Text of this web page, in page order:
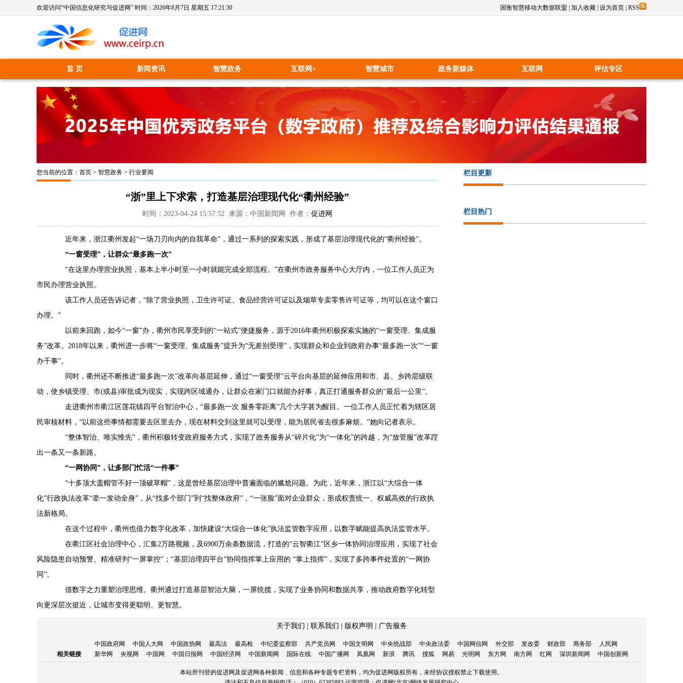
欢迎访问“中国信息化研究与促进网” 时间： 2026年8月7日 星期五 17:21:30 国衡智慧移动大数据联盟 加入收藏 设为首页 RSS
首 页 新闻资讯 智慧政务 互联网+ 智慧城市 政务新媒体 互联网 评估专区
您当前的位置： 首页 > 智慧政务 > 行业要闻
“浙”里上下求索，打造基层治理现代化“衢州经验”
时间：2023-04-24 15:57:52 来源：中国新闻网 作者： 促进网
近年来，浙江衢州发起“一场刀刃向内的自我革命”，通过一系列的探索实践，形成了基层治理现代化的“衢州经验”。
“一窗受理”，让群众“最多跑一次”
“在这里办理营业执照，基本上半小时至一小时就能完成全部流程。”在衢州市政务服务中心大厅内，一位工作人员正为
市民办理营业执照。
该工作人员还告诉记者，“除了营业执照，卫生许可证、食品经营许可证以及烟草专卖零售许可证等，均可以在这个窗口
办理。”
以前来回跑，如今“一窗”办，衢州市民享受到的“一站式”便捷服务，源于2016年衢州积极探索实施的“一窗受理、集成服
务”改革。2018年以来，衢州进一步将“一窗受理、集成服务”提升为“无差别受理”，实现群众和企业到政府办事“最多跑一次”“一窗
办千事”。
同时，衢州还不断推进“最多跑一次”改革向基层延伸，通过“一窗受理”云平台向基层的延伸应用和市、县、乡跨层级联
动，使乡镇受理、市(或县)审批成为现实，实现跨区域通办，让群众在家门口就能办好事，真正打通服务群众的“最后一公里”。
走进衢州市衢江区莲花镇四平台智治中心，“最多跑一次 服务零距离”几个大字甚为醒目。一位工作人员正忙着为辖区居
民审核材料，“以前这些事情都需要去区里去办，现在材料交到这里就可以受理，能为居民省去很多麻烦。”她向记者表示。
“整体智治、唯实惟先”，衢州积极转变政府服务方式，实现了政务服务从“碎片化”为“一体化”的跨越，为“放管服”改革蹚
出一条又一条新路。
“一网协同”，让多部门忙活“一件事”
“十多顶大盖帽管不好一顶破草帽”，这是曾经基层治理中普遍面临的尴尬问题。为此，近年来，浙江以“大综合一体
化”行政执法改革“牵一发动全身”，从“找多个部门”到“找整体政府”，“一张脸”面对企业群众，形成权责统一、权威高效的行政执
法新格局。
在这个过程中，衢州也借力数字化改革，加快建设“大综合一体化”执法监管数字应用，以数字赋能提高执法监管水平。
在衢江区社会治理中心，汇集2万路视频，及6900万余条数据流，打造的“云智衢江”区乡一体协同治理应用，实现了社会
风险隐患自动预警、精准研判“一屏掌控”；“基层治理四平台”协同指挥掌上应用的 “掌上指挥”，实现了多跨事件处置的“一网协
同”。
借数字之力重塑治理思维。衢州通过打造基层智治大脑，一屏统揽，实现了业务协同和数据共享，推动政府数字化转型
向更深层次挺近，让城市变得更聪明、更智慧。
栏目更新
栏目热门
关于我们 联系我们 版权声明 广告服务
相关链接
中国政府网 中国人大网 中国政协网 最高法 最高检 中纪委监察部 共产党员网 中国文明网 中央统战部 中央政法委 中国网信网 外交部 发改委 财政部 商务部
人民网
新华网
央视网 中国网 中国日报网 中国经济网 中国新闻网 国际在线 中国广播网 凤凰网 新浪 腾讯 搜狐 网易 光明网 东方网 南方网 红网 深圳新闻网 中国创新网
本站所刊登的促进网及促进网各种新闻﹑信息和各种专题专栏资料，均为促进网版权所有，未经协议授权禁止下载使用。